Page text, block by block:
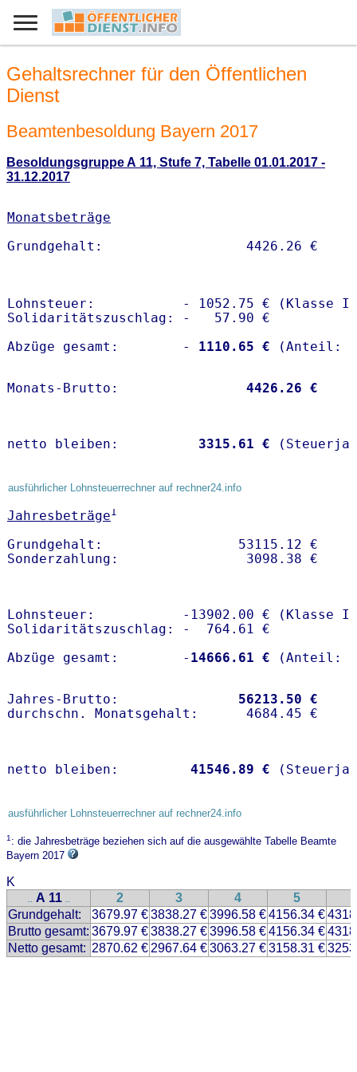
Gehaltsrechner für den Öffentlichen
Dienst
Beamtenbesoldung Bayern 2017
Besoldungsgruppe A 11, Stufe 7, Tabelle 01.01.2017 -
31.12.2017
Monatsbeträge
Lohnsteuer:           - 1052.75 € (Klasse I)
Solidaritätszuschlag: -   57.90 €
Abzüge gesamt:        -
1110.65 €
Monats-Brutto: 4426.26 €
netto bleiben: 3315.61 €
ausführlicher Lohnsteuerrechner auf rechner24.info
Jahresbeträge1
Grundgehalt:                 53115.12 €
Lohnsteuer:           -13902.00 € (Klasse I)
Solidaritätszuschlag: -  764.61 €
Abzüge gesamt:        - 14666.61 €
Jahres-Brutto: 56213.50 €
netto bleiben: 41546.89 €
ausführlicher Lohnsteuerrechner auf rechner24.info
1: die Jahresbeträge beziehen sich auf die ausgewählte Tabelle Beamte
Bayern 2017
K
.. A 11 .. 2 3 4 5
Grundgehalt:
3679.97 €3838.27 €3996.58 €4156.34 €
Brutto gesamt: 3679.97 €3838.27 €3996.58 €4156.34 €
Netto gesamt: 2870.62 € 2967.64 €3063.27 €3158.31 €